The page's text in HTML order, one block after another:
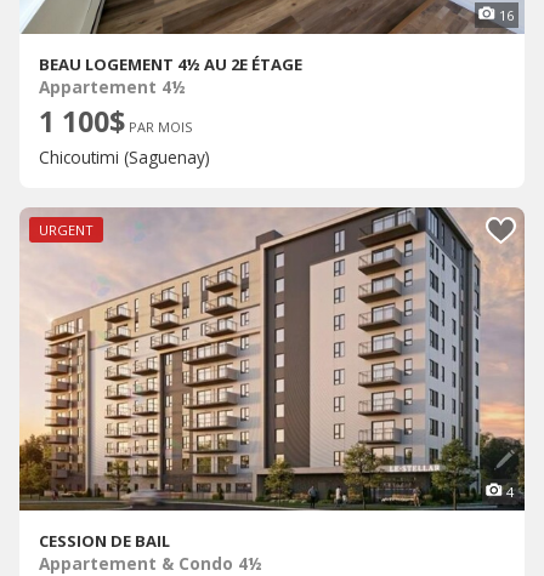
16
BEAU LOGEMENT 4½ AU 2E ÉTAGE
Appartement 4½
1 100$ PAR MOIS
Chicoutimi (Saguenay)
URGENT
4
CESSION DE BAIL
Appartement & Condo 4½